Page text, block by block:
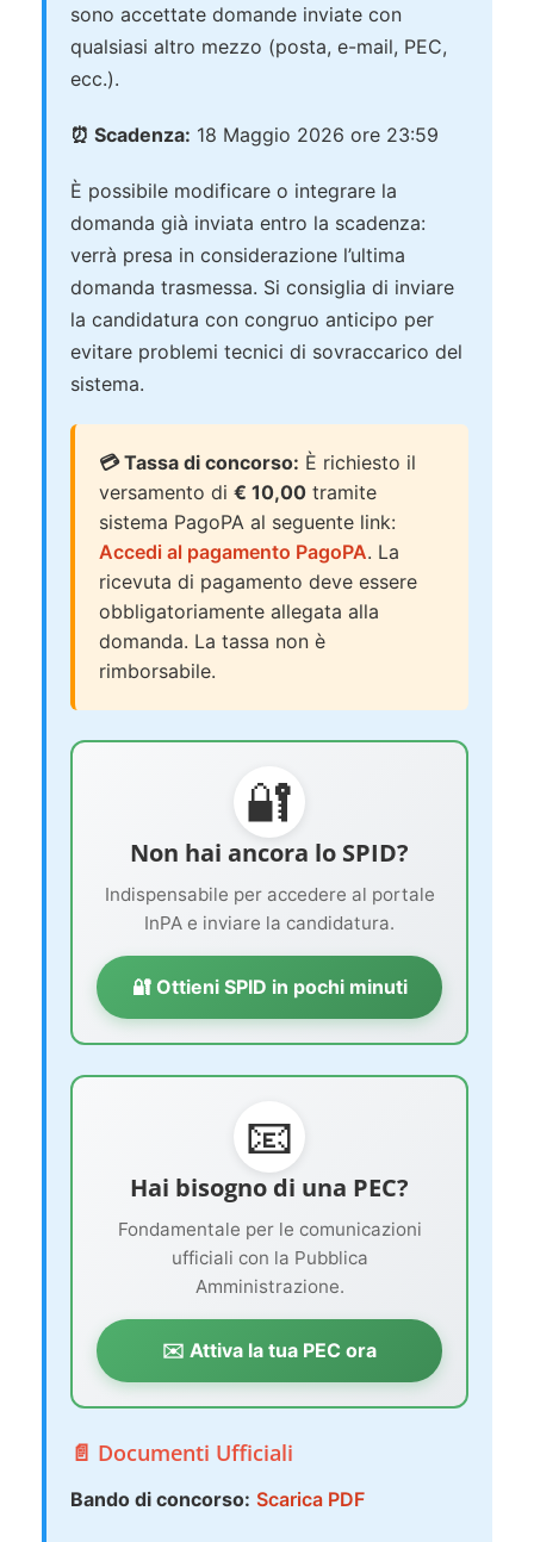
sono accettate domande inviate con
qualsiasi altro mezzo (posta, e-mail, PEC,
ecc.).
⏰ Scadenza: 18 Maggio 2026 ore 23:59
È possibile modificare o integrare la
domanda già inviata entro la scadenza:
verrà presa in considerazione l’ultima
domanda trasmessa. Si consiglia di inviare
la candidatura con congruo anticipo per
evitare problemi tecnici di sovraccarico del
sistema.
💳 Tassa di concorso: È richiesto il
versamento di € 10,00 tramite
sistema PagoPA al seguente link:
Accedi al pagamento PagoPA. La
ricevuta di pagamento deve essere
obbligatoriamente allegata alla
domanda. La tassa non è
rimborsabile.
🔐
Non hai ancora lo SPID?
Indispensabile per accedere al portale
InPA e inviare la candidatura.
🔐 Ottieni SPID in pochi minuti
📧
Hai bisogno di una PEC?
Fondamentale per le comunicazioni
ufficiali con la Pubblica
Amministrazione.
✉️ Attiva la tua PEC ora
📄 Documenti Ufficiali
Bando di concorso: Scarica PDF